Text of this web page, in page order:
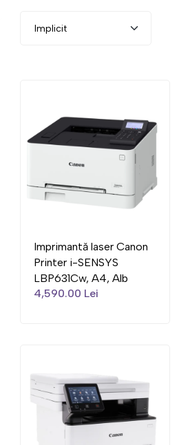
Imprimantă laser Canon
Printer i-SENSYS
LBP631Cw, A4, Alb
4,590.00 Lei